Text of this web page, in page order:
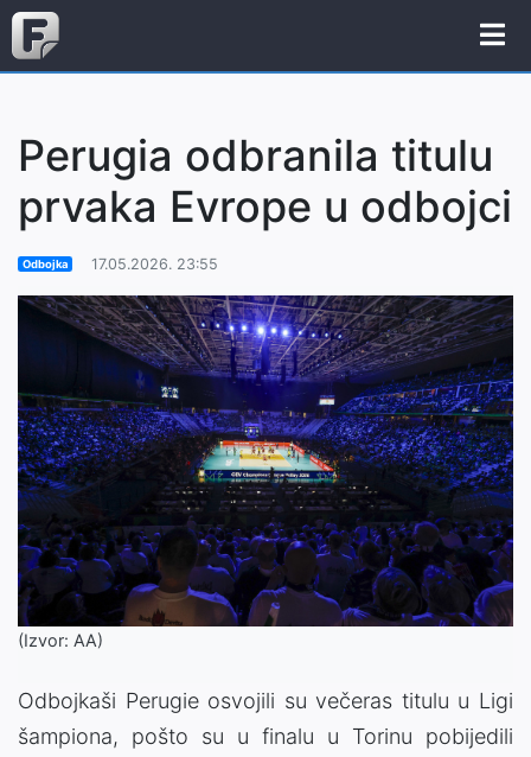
Perugia odbranila titulu
prvaka Evrope u odbojci
Odbojka 17.05.2026. 23:55
(Izvor: AA)
Odbojkaši Perugie osvojili su večeras titulu u Ligi
šampiona, pošto su u finalu u Torinu pobijedili